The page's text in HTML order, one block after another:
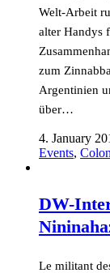
Welt-Arbeit
alter Handys
zum
Argentinien
über…
4. January
Events,
DW-
Le militant